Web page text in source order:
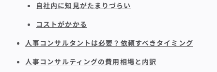
自社内に知見がたまりづらい
コストがかかる
人事コンサルタントは必要？依頼すべきタイミング
人事コンサルティングの費用相場と内訳